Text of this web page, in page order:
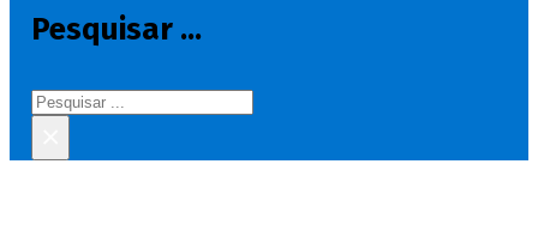
Pesquisar ...
Pesquisar